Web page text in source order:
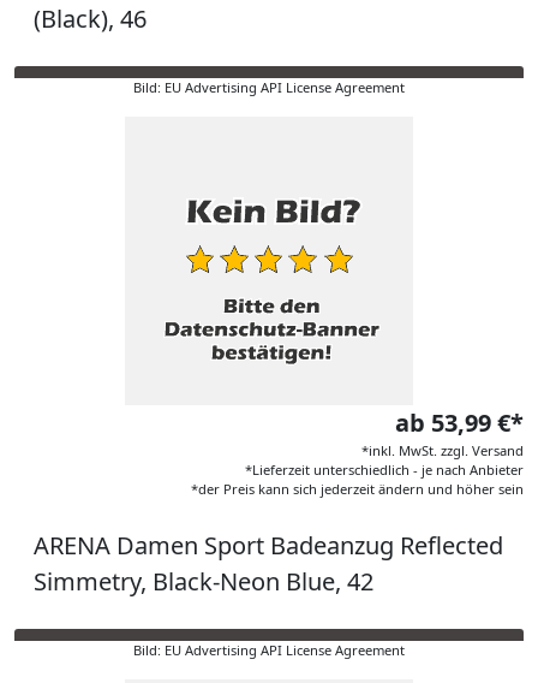
(Black), 46
Bild: EU Advertising API License Agreement
ab 53,99 €*
*inkl. MwSt. zzgl. Versand
*Lieferzeit unterschiedlich - je nach Anbieter
*der Preis kann sich jederzeit ändern und höher sein
ARENA Damen Sport Badeanzug Reflected
Simmetry, Black-Neon Blue, 42
Bild: EU Advertising API License Agreement